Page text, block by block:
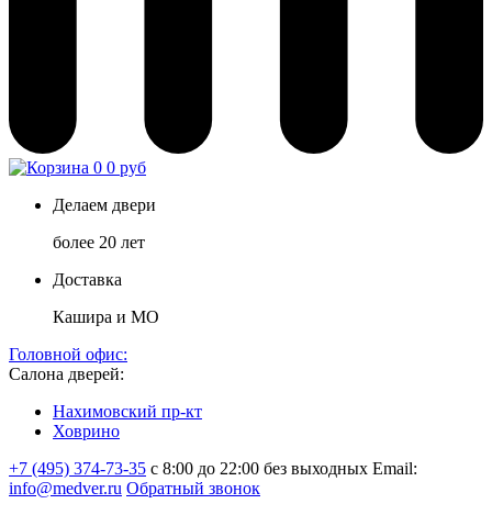
0 0 руб
Делаем двери
более 20 лет
Доставка
Кашира и МО
Головной офис:
Салона дверей:
Нахимовский пр-кт
Ховрино
+7 (495) 374-73-35 с 8:00 до 22:00 без выходных Email:
info@medver.ru Обратный звонок